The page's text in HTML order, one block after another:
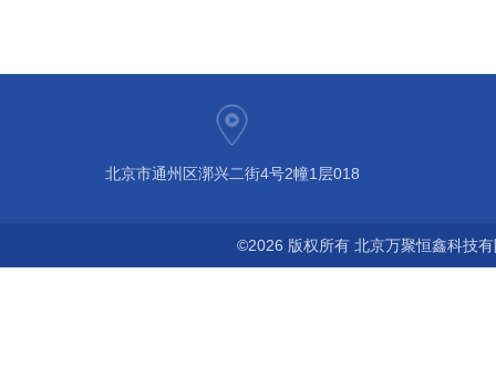
北京市通州区漷兴二街4号2幢1层018
©2026 版权所有 北京万聚恒鑫科技